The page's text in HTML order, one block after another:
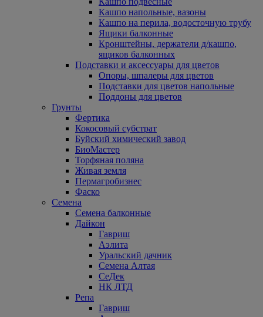
Кашпо напольные, вазоны
Кашпо на перила, водосточную трубу
Ящики балконные
Кронштейны, держатели д/кашпо,
ящиков балконных
Подставки и аксессуары для цветов
Опоры, шпалеры для цветов
Подставки для цветов напольные
Поддоны для цветов
Грунты
Фертика
Кокосовый субстрат
Буйский химический завод
БиоМастер
Торфяная поляна
Живая земля
Пермагробизнес
Фаско
Семена
Семена балконные
Дайкон
Гавриш
Аэлита
Уральский дачник
Семена Алтая
СеДек
НК ЛТД
Репа
Гавриш